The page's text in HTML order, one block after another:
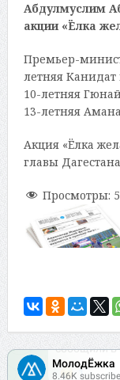
Абдулмуслим
акции «Ёлка
Премьер-
летняя Канидат
10-летняя
13-летняя
Акция «Ёлка
главы
Просмотры: